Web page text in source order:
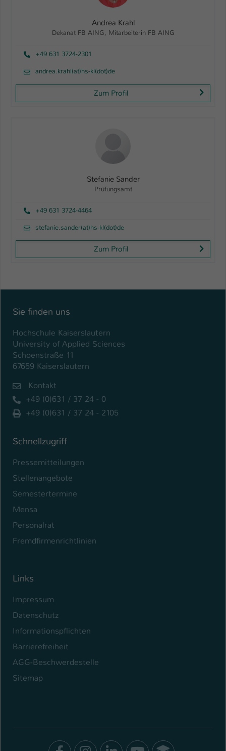
Andrea Krahl
Dekanat FB AING, Mitarbeiterin FB AING
+49 631 3724-2301
andrea.krahl(at)hs-kl(dot)de
Zum Profil
Stefanie Sander
Prüfungsamt
+49 631 3724-4464
stefanie.sander(at)hs-kl(dot)de
Zum Profil
Sie finden uns
Hochschule Kaiserslautern
University of Applied Sciences
Schoenstraße 11
67659 Kaiserslautern
Kontakt
+49 (0)631 / 37 24 - 0
+49 (0)631 / 37 24 - 2105
Schnellzugriff
Pressemitteilungen
Stellenangebote
Semestertermine
Mensa
Personalrat
Fremdfirmenrichtlinien
Links
Impressum
Datenschutz
Informationspflichten
Barrierefreiheit
AGG-Beschwerdestelle
Sitemap